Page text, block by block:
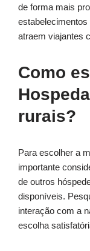
de forma mais
atraem viajantes
Como
rurais?
Para escolher a
importante
de outros
disponíveis.
interação com a
escolha